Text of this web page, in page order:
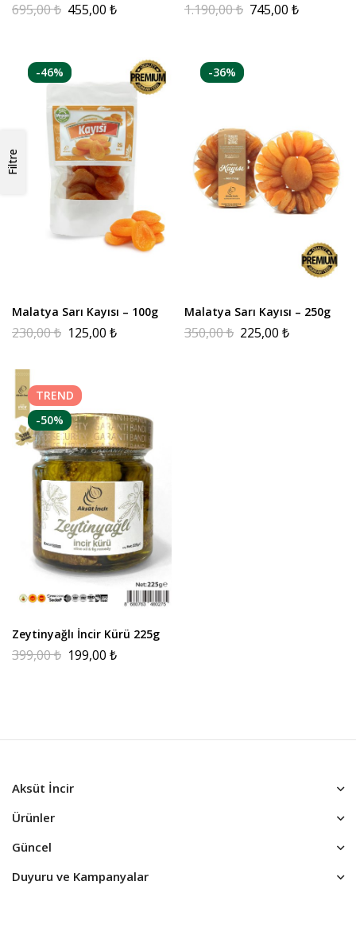
Filtre
695,00₺ 455,00 ₺ 1.190,00₺ 745,00 ₺
-46%
Malatya Sarı Kayısı – 100g
230,00₺ 125,00 ₺
-36%
Malatya Sarı Kayısı – 250g
350,00₺ 225,00 ₺
TREND
-50%
Zeytinyağlı İncir Kürü 225g
399,00₺ 199,00 ₺
Aksüt İncir
Ürünler
Güncel
Duyuru ve Kampanyalar